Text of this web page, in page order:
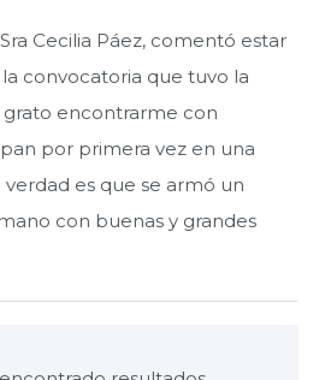
Cecilia Páez, comentó estar
convocatoria que tuvo la
grato encontrarme con
por primera vez en una
verdad es que se armó un
con buenas y grandes